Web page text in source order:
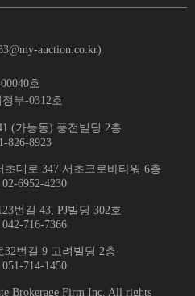
auction.co.kr)
호
부-0312호
(가능동) 풍전빌딩 2층
826-8923
대로 347 서초크로바타워 6층
6952-4230
번길 43, PJ빌딩 302호
716-7366
번길 9 고려빌딩 2층
714-1450
Brokerage Firm Inc. All rights